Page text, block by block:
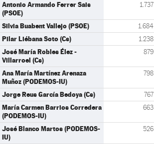
Antonio Armando Ferrer Sais
(PSOE)
1.737
Silvia Buabent Vallejo (PSOE) 1.684
Pilar Liébana Soto (Cs) 1.238
José María Robles Élez -
Villarroel (Cs)
879
Ana María Martínez Arenaza
Muñoz (PODEMOS-IU)
798
Jorge Reus García Bedoya (Cs) 767
María Carmen Barrios Corredera
(PODEMOS-IU)
663
José Blanco Martos (PODEMOS-
IU)
526